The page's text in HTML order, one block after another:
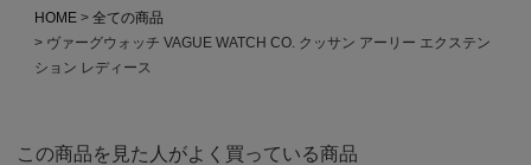
HOME
全ての商品
ヴァーグウォッチ VAGUE WATCH CO. クッサン アーリー エクステン
ション レディース
この商品を見た人がよく買っている商品